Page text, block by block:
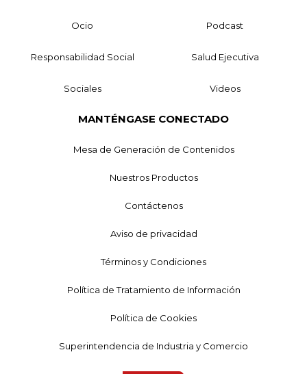
Ocio Podcast
Responsabilidad Social Salud Ejecutiva
Sociales Videos
MANTÉNGASE CONECTADO
Mesa de Generación de Contenidos
Nuestros Productos
Contáctenos
Aviso de privacidad
Términos y Condiciones
Política de Tratamiento de Información
Política de Cookies
Superintendencia de Industria y Comercio